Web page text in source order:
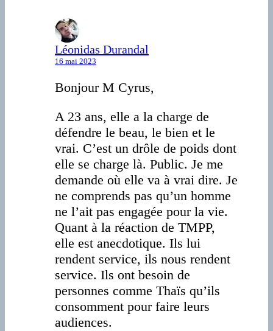
Léonidas Durandal
16 mai 2023
Bonjour M Cyrus,
A 23 ans, elle a la charge de
défendre le beau, le bien et le
vrai. C’est un drôle de poids dont
elle se charge là. Public. Je me
demande où elle va à vrai dire. Je
ne comprends pas qu’un homme
ne l’ait pas engagée pour la vie.
Quant à la réaction de TMPP,
elle est anecdotique. Ils lui
rendent service, ils nous rendent
service. Ils ont besoin de
personnes comme Thaïs qu’ils
consomment pour faire leurs
audiences.